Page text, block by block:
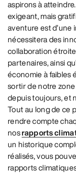
aspirons à
exigeant, mais
aventure est
nécessitera des
collaboration
partenaires, ainsi
économie à faibles
sortir de notre
depuis toujours, et
Tout au long de ce
rendre compte
nosrapports
un historique
réalisés, vous
rapports